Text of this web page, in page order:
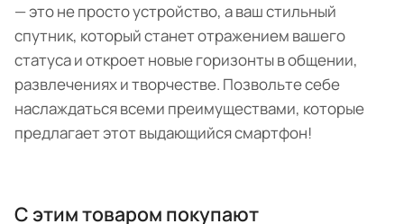
— это не просто устройство, а ваш стильный
спутник, который станет отражением вашего
статуса и откроет новые горизонты в общении,
развлечениях и творчестве. Позвольте себе
наслаждаться всеми преимуществами, которые
предлагает этот выдающийся смартфон!
С этим товаром покупают